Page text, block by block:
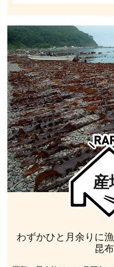
産
わずかひと月余りに
昆